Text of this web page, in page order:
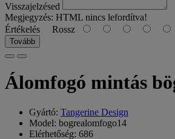
Visszajelzésed
Megjegyzés: HTML nincs lefordítva!
Értékelés Rossz
Tovább
Álomfogó mintás
Gyártó: Tangerine Design
Model: bogrealomfogo14
Elérhetőség: 686